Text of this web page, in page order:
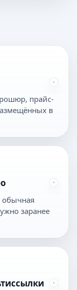
прайс-
в
обычная
заранее